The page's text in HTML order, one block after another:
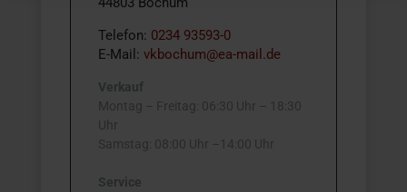
Telefon: 0234 93593-0
E-Mail: vkbochum@ea-mail.de
Verkauf
Montag – Freitag: 06:30 Uhr – 18:30
Uhr
Samstag: 08:00 Uhr –14:00 Uhr
Service